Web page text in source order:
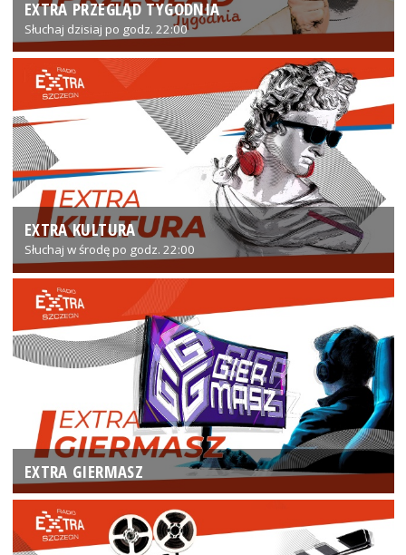
EXTRA PRZEGLĄD TYGODNIA
Słuchaj dzisiaj po godz. 22:00
EXTRA KULTURA
Słuchaj w środę po godz. 22:00
EXTRA GIERMASZ